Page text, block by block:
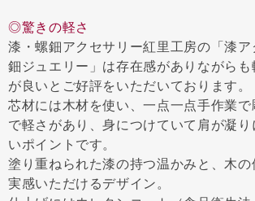
◎驚きの軽さ
漆・螺鈿アクセサリー紅里工房の「漆ア
鈿ジュエリー」は存在感がありながら
が良いとご好評をいただいております。
芯材には木材を使い、一点一点手作業
で軽さがあり、身につけていて肩が凝り
いポイントです。
塗り重ねられた漆の持つ温かみと、木の
実感いただけるデザイン。